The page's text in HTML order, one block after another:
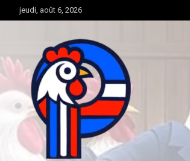
au
jeudi, août 6, 2026